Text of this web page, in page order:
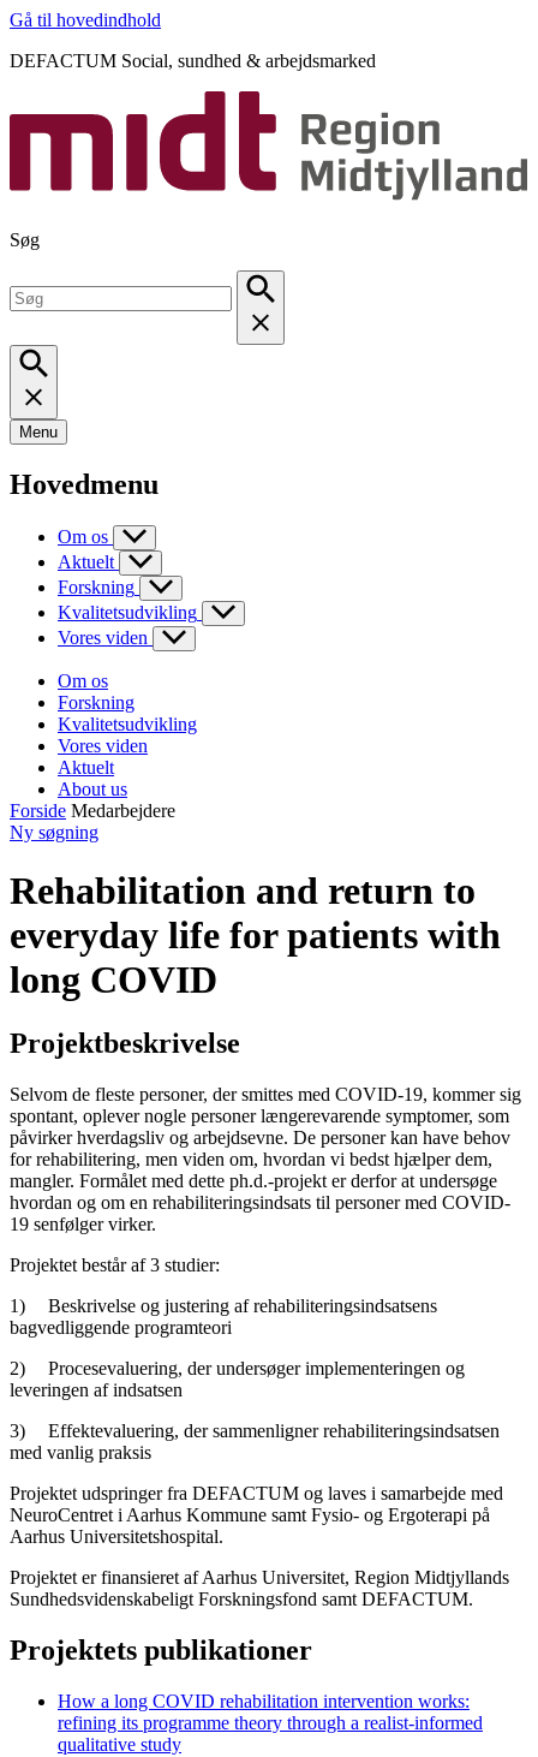
Gå til hovedindhold
DEFACTUM Social, sundhed & arbejdsmarked
Søg
Menu
Hovedmenu
Om os
Aktuelt
Forskning
Kvalitetsudvikling
Vores viden
Om os
Forskning
Kvalitetsudvikling
Vores viden
Aktuelt
About us
Forside Medarbejdere
Ny søgning
Rehabilitation and return to
everyday life for patients with
long COVID
Projektbeskrivelse
Selvom de fleste personer, der smittes med COVID-19, kommer sig
spontant, oplever nogle personer længerevarende symptomer, som
påvirker hverdagsliv og arbejdsevne. De personer kan have behov
for rehabilitering, men viden om, hvordan vi bedst hjælper dem,
mangler. Formålet med dette ph.d.-projekt er derfor at undersøge
hvordan og om en rehabiliteringsindsats til personer med COVID-
19 senfølger virker.
Projektet består af 3 studier:
1)
Beskrivelse og justering af rehabiliteringsindsatsens
bagvedliggende programteori
2)
Procesevaluering, der undersøger implementeringen og
leveringen af indsatsen
3)
Effektevaluering, der sammenligner rehabiliteringsindsatsen
med vanlig praksis
Projektet udspringer fra DEFACTUM og laves i samarbejde med
NeuroCentret i Aarhus Kommune samt Fysio- og Ergoterapi på
Aarhus Universitetshospital.
Projektet er finansieret af Aarhus Universitet, Region Midtjyllands
Sundhedsvidenskabeligt Forskningsfond samt DEFACTUM.
Projektets publikationer
How a long COVID rehabilitation intervention works:
refining its programme theory through a realist-informed
qualitative study